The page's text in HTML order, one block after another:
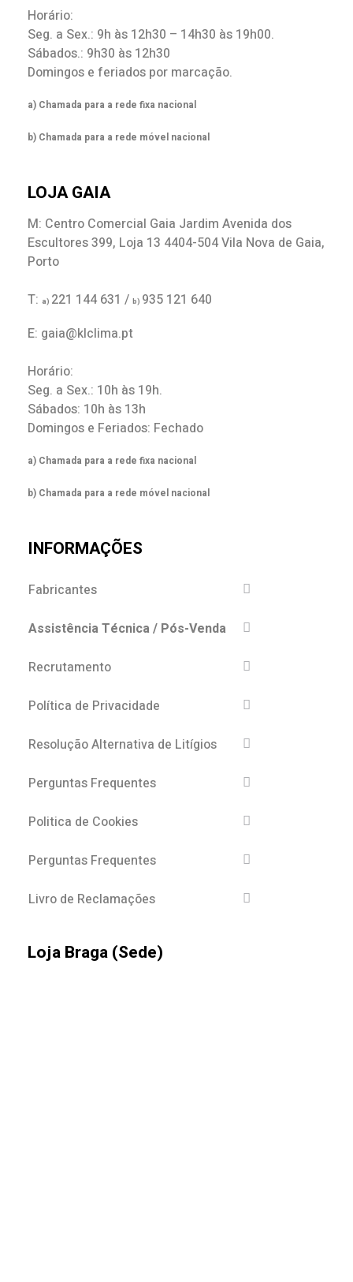
Horário:
Seg. a Sex.: 9h às 12h30 – 14h30 às 19h00.
Sábados.: 9h30 às 12h30
Domingos e feriados por marcação.
a) Chamada para a rede fixa nacional
b) Chamada para a rede móvel nacional
LOJA GAIA
M: Centro Comercial Gaia Jardim Avenida dos
Escultores 399, Loja 13 4404-504 Vila Nova de Gaia,
Porto
T: a) 221 144 631 / b) 935 121 640
E: gaia@klclima.pt
Horário:
Seg. a Sex.: 10h às 19h.
Sábados: 10h às 13h
Domingos e Feriados: Fechado
a) Chamada para a rede fixa nacional
b) Chamada para a rede móvel nacional
INFORMAÇÕES
Fabricantes
Assistência Técnica / Pós-Venda
Recrutamento
Política de Privacidade
Resolução Alternativa de Litígios
Perguntas Frequentes
Politica de Cookies
Perguntas Frequentes
Livro de Reclamações
Loja Braga (Sede)